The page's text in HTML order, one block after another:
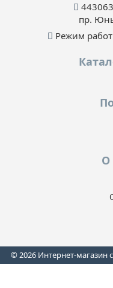
пр.
Режим
О
© 2026 Интернет-магазин